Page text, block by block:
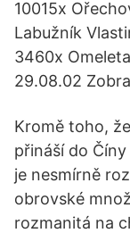
10015x
Labužník
3460x
29.08.02
Kromě toho,
přináší do
je nesmírně
obrovské
rozmanitá na